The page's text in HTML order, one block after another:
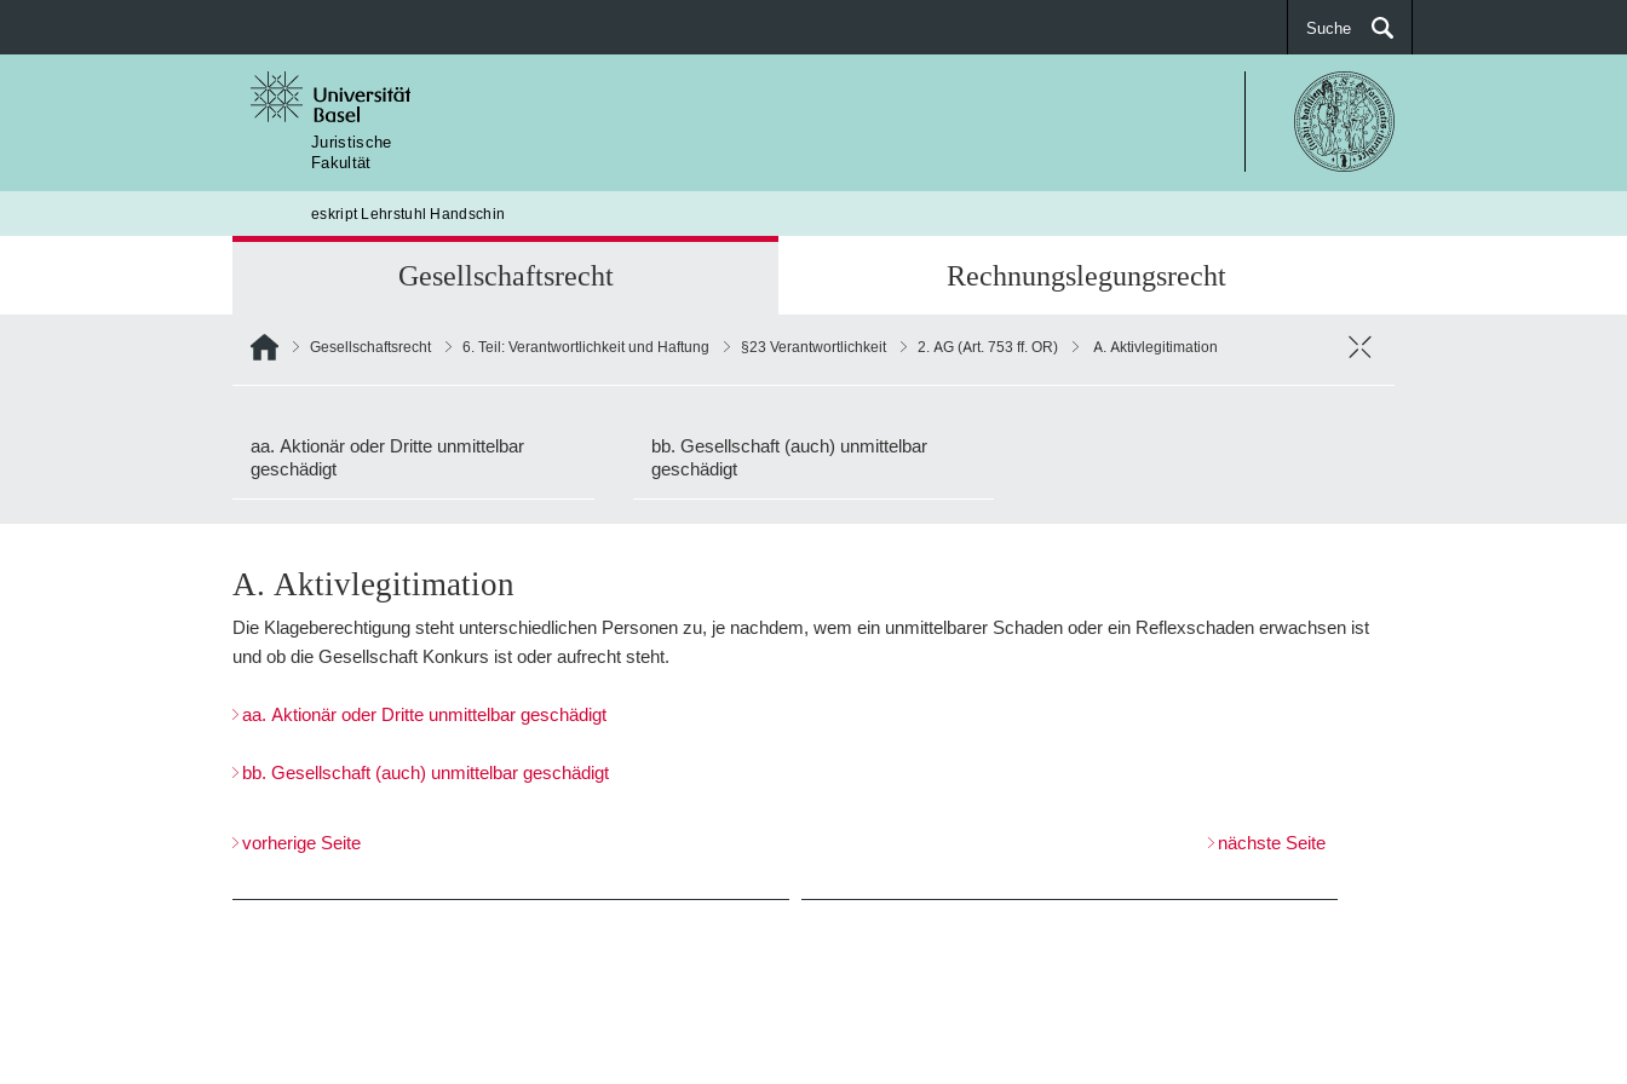
Suche
nach:
SUCHEN
Juristische
Fakultät
eskript Lehrstuhl Handschin
Gesellschaftsrecht Rechnungslegungsrecht
Gesellschaftsrecht 6. Teil: Verantwortlichkeit und Haftung §23 Verantwortlichkeit 2. AG (Art. 753 ff. OR) A. Aktivlegitimation
aa. Aktionär oder Dritte unmittelbar
geschädigt
bb. Gesellschaft (auch) unmittelbar
geschädigt
A. Aktivlegitimation
Die Klageberechtigung steht unterschiedlichen Personen zu, je nachdem, wem ein unmittelbarer Schaden oder ein Reflexschaden erwachsen ist
und ob die Gesellschaft Konkurs ist oder aufrecht steht.
aa. Aktionär oder Dritte unmittelbar geschädigt
bb. Gesellschaft (auch) unmittelbar geschädigt
vorherige Seite nächste Seite